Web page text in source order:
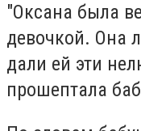
"Оксана была
девочкой. Она
дали ей эти
прошептала